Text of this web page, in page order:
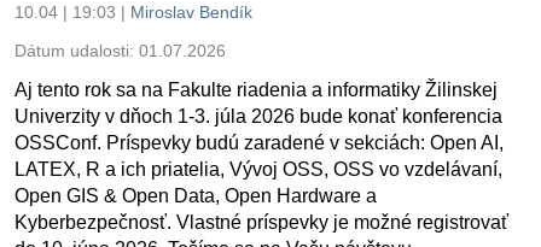
10.04 | 19:03 | Miroslav Bendík
Dátum udalosti: 01.07.2026
Aj tento rok sa na Fakulte riadenia a informatiky Žilinskej
Univerzity v dňoch 1-3. júla 2026 bude konať konferencia
OSSConf. Príspevky budú zaradené v sekciách: Open AI,
LATEX, R a ich priatelia, Vývoj OSS, OSS vo vzdelávaní,
Open GIS & Open Data, Open Hardware a
Kyberbezpečnosť. Vlastné príspevky je možné registrovať